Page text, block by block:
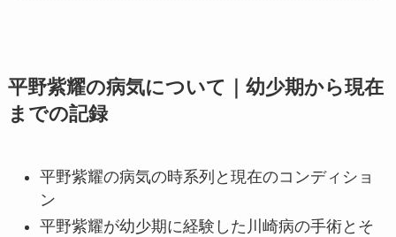
平野紫耀の病気について｜幼少期から現在
までの記録
平野紫耀の病気の時系列と現在のコンディショ
ン
平野紫耀が幼少期に経験した川崎病の手術とそ